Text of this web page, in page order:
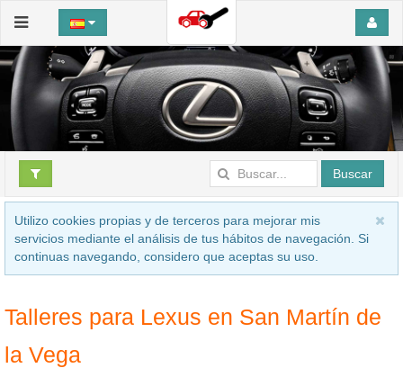
Buscar
Utilizo cookies propias y de terceros para mejorar mis
servicios mediante el análisis de tus hábitos de navegación. Si
continuas navegando, considero que aceptas su uso.
Talleres para Lexus en San Martín de
la Vega